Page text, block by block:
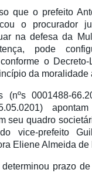
que o prefeito
o procurador
na defesa da
pode
o Decreto-
da moralidade
(nºs 0001488-
seu quadro
vice-prefeito
Eliene Almeida de
prazo